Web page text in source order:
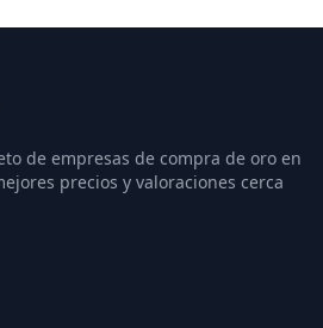
de empresas de compra de oro en
precios y valoraciones cerca